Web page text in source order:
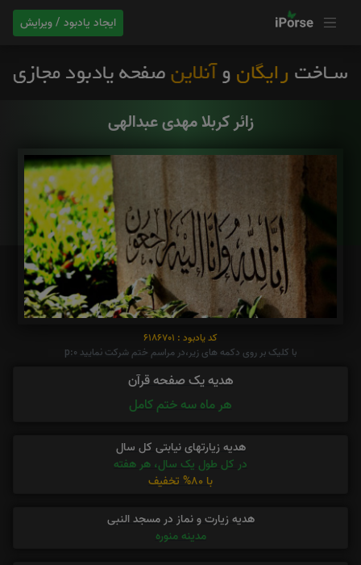
ایجاد یادبود / ویرایش
زائر کربلا مهدی عبدالهی
کد یادبود : 6186701
با کلیک بر روی دکمه های زیر،در مراسم ختم شرکت نمایید p:0
هدیه یک صفحه قرآن
هر ماه سه ختم کامل
هدیه زیارتهای نیابتی کل سال
در کل طول یک سال، هر هفته
با 80% تخفیف
هدیه زیارت و نماز در مسجد النبی
مدینه منوره